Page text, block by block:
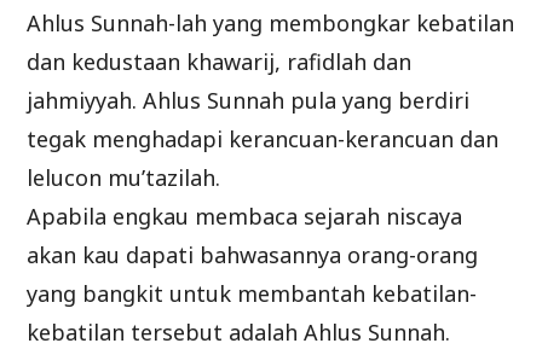
Ahlus Sunnah-lah yang membongkar kebatilan
dan kedustaan khawarij, rafidlah dan
jahmiyyah. Ahlus Sunnah pula yang berdiri
tegak menghadapi kerancuan-kerancuan dan
lelucon mu’tazilah.
Apabila engkau membaca sejarah niscaya
akan kau dapati bahwasannya orang-orang
yang bangkit untuk membantah kebatilan-
kebatilan tersebut adalah Ahlus Sunnah.